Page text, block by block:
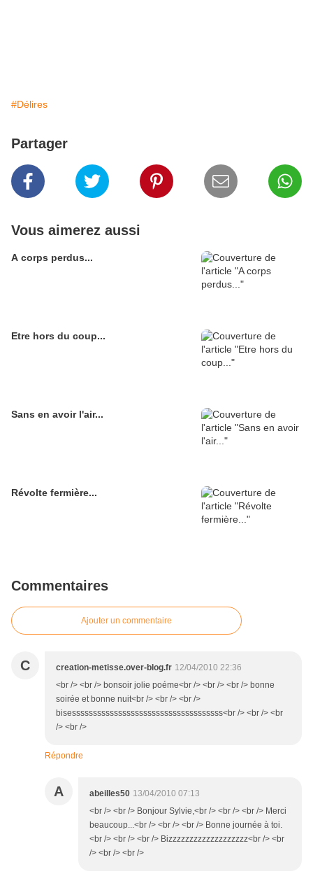
#Délires
Partager
Vous aimerez aussi
A corps perdus...
Etre hors du coup...
Sans en avoir l'air...
Révolte fermière...
Commentaires
Ajouter un commentaire
C creation-metisse.over-blog.fr 12/04/2010 22:36
<br /> <br /> bonsoir jolie poéme<br /> <br /> <br /> bonne
soirée et bonne nuit<br /> <br /> <br />
bisessssssssssssssssssssssssssssssssssss<br /> <br /> <br
/> <br />
Répondre
A abeilles50 13/04/2010 07:13
<br /> <br /> Bonjour Sylvie,<br /> <br /> <br /> Merci
beaucoup...<br /> <br /> <br /> Bonne journée à toi.
<br /> <br /> <br /> Bizzzzzzzzzzzzzzzzzzz<br /> <br
/> <br /> <br />